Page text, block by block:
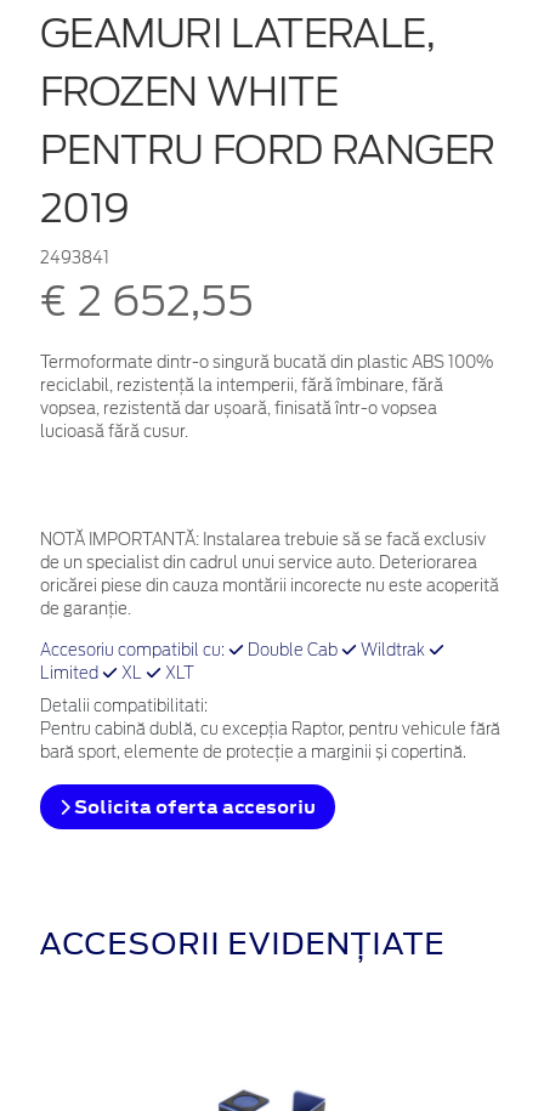
GEAMURI LATERALE,
FROZEN WHITE
PENTRU FORD RANGER
2019
2493841
€ 2 652,55
Termoformate dintr-o singură bucată din plastic ABS 100%
reciclabil, rezistență la intemperii, fără îmbinare, fără
vopsea, rezistentă dar ușoară, finisată într-o vopsea
lucioasă fără cusur.
NOTĂ IMPORTANTĂ: Instalarea trebuie să se facă exclusiv
de un specialist din cadrul unui service auto. Deteriorarea
oricărei piese din cauza montării incorecte nu este acoperită
de garanţie.
Accesoriu compatibil cu: Double Cab
Wildtrak
Limited
XL XLT
Detalii compatibilitati:
Pentru cabină dublă, cu excepția Raptor, pentru vehicule fără
bară sport, elemente de protecție a marginii și copertină.
Solicita oferta accesoriu
ACCESORII EVIDENȚIATE